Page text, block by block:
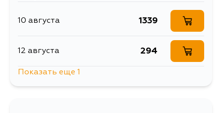
10 августа 1339
12 августа 294
Показать еще 1